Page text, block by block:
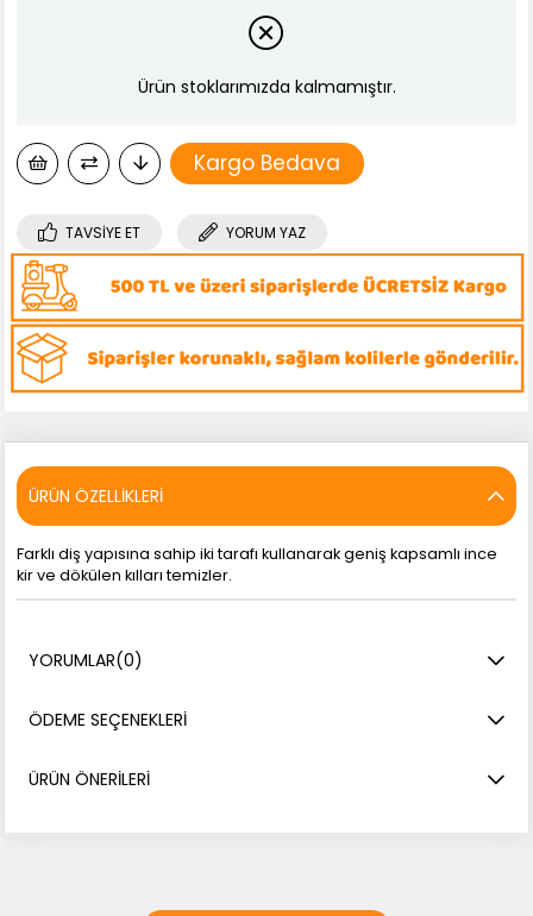
Ürün stoklarımızda kalmamıştır.
Kargo Bedava
TAVSIYE ET YORUM YAZ
ÜRÜN ÖZELLIKLERI
Farklı diş yapısına sahip iki tarafı kullanarak geniş kapsamlı ince
kir ve dökülen kılları temizler.
YORUMLAR(0)
ÖDEME SEÇENEKLERI
ÜRÜN ÖNERILERI